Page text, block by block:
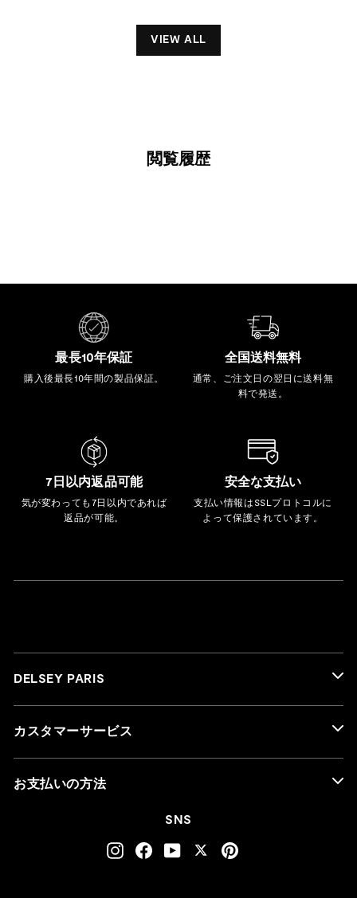
0
4
VIEW ALL
閲覧履歴
最長10年保証
購入後最長10年間の製品保証。
全国送料無料
通常、ご注文日の翌日に送料無
料で発送。
7日以内返品可能
気が変わっても7日以内であれば
返品が可能。
安全な支払い
支払い情報はSSLプロトコルに
よって保護されています。
DELSEY PARIS
カスタマーサービス
お支払いの方法
SNS
InstagramFacebookYouTubeTwitter